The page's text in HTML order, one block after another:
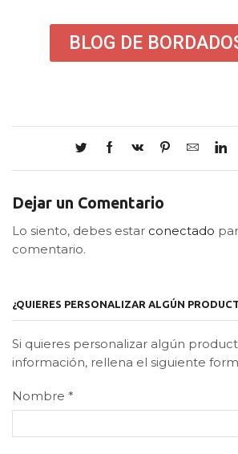
BLOG DE
Dejar un Comentario
Lo siento, debes estar conectado
comentario.
¿QUIERES PERSONALIZAR ALGÚN
Si quieres personalizar algún
información, rellena el siguiente
Nombre *